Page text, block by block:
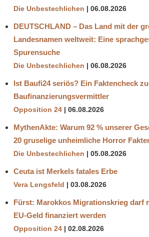
Die Unbestechlichen 06.08.2026
DEUTSCHLAND – Das Land mit der
Landesnamen weltweit: Eine
Spurensuche
Die Unbestechlichen 06.08.2026
Ist Baufi24 seriös? Ein Faktencheck
Baufinanzierungsvermittler
Opposition 24 06.08.2026
MythenAkte: Warum 92 % unserer
20 gruselige unheimliche Horror
Die Unbestechlichen 05.08.2026
Ceuta ist Merkels fatales Erbe
Vera Lengsfeld 03.08.2026
Fürst: Marokkos Migrationskrieg darf
EU-Geld finanziert werden
Opposition 24 02.08.2026